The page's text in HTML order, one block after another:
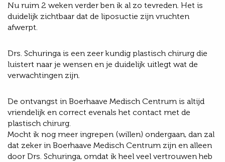
Nu ruim 2 weken verder ben ik al zo tevreden. Het is
duidelijk zichtbaar dat de liposuctie zijn vruchten
afwerpt.
Drs. Schuringa is een zeer kundig plastisch chirurg die
luistert naar je wensen en je duidelijk uitlegt wat de
verwachtingen zijn.
De ontvangst in Boerhaave Medisch Centrum is altijd
vriendelijk en correct evenals het contact met de
plastisch chirurg.
Mocht ik nog meer ingrepen (willen) ondergaan, dan zal
dat zeker in Boerhaave Medisch Centrum zijn en alleen
door Drs. Schuringa, omdat ik heel veel vertrouwen heb